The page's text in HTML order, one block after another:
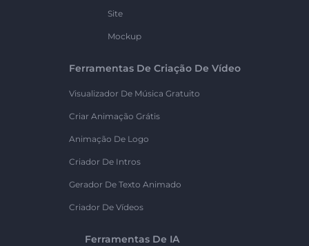
Site
Mockup
Ferramentas De Criação De Vídeo
Visualizador De Música Gratuito
Criar Animação Grátis
Animação De Logo
Criador De Intros
Gerador De Texto Animado
Criador De Vídeos
Ferramentas De IA